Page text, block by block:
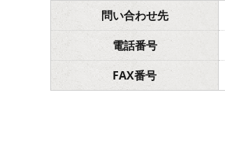
問い合わせ先
電話番号
FAX番号